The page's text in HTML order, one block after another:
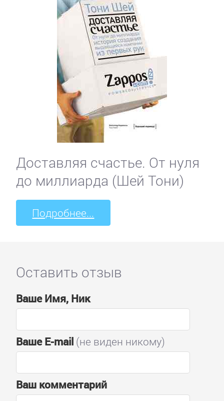
Доставляя счастье. От нуля
до миллиарда (Шей Тони)
Подробнее...
Оставить отзыв
Ваше Имя, Ник
Ваше E-mail(не виден никому)
Ваш комментарий